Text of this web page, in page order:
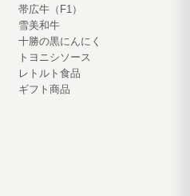
帯広牛（F1）
雪美和牛
十勝の黒にんにく
トヨニシソース
レトルト食品
ギフト商品